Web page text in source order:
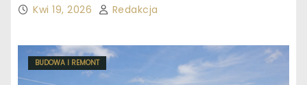
Kwi 19, 2026 Redakcja
BUDOWA I REMONT